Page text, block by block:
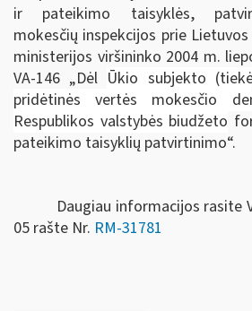
ir pateikimo taisyklės,
mokesčių inspekcijos prie
ministerijos viršininko 2004 m.
VA-146 „Dėl Ūkio subjekto
pridėtinės vertės mokesčio
Respublikos valstybės biudžeto
pateikimo taisyklių patvirtinimo“.
Daugiau informacijos rasite
05 rašte Nr. RM-31781